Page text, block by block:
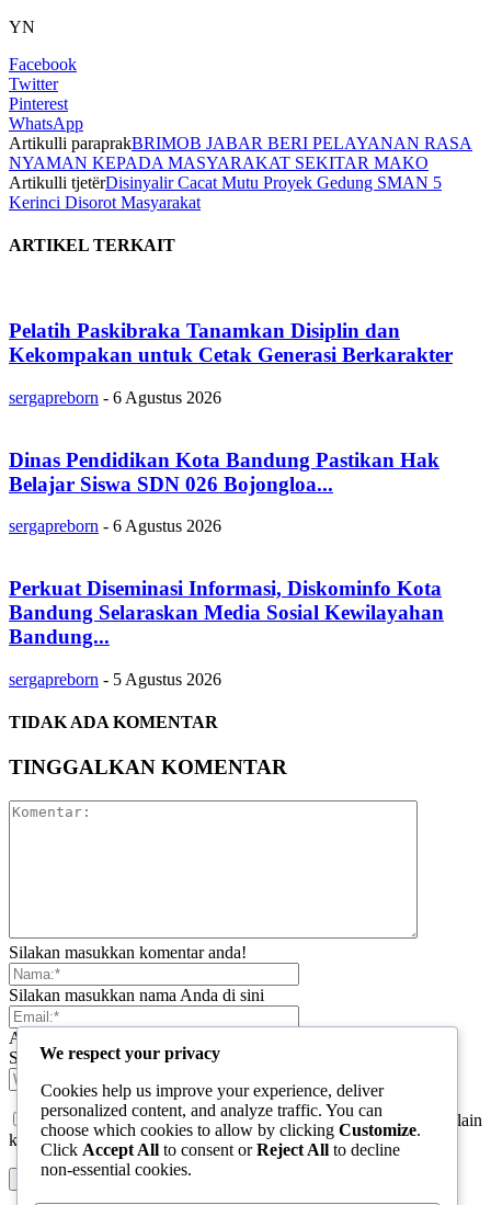
YN
Facebook
Twitter
Pinterest
WhatsApp
Artikulli paraprakBRIMOB JABAR BERI PELAYANAN RASA
NYAMAN KEPADA MASYARAKAT SEKITAR MAKO
Artikulli tjetërDisinyalir Cacat Mutu Proyek Gedung SMAN 5
Kerinci Disorot Masyarakat
ARTIKEL TERKAIT
Pelatih Paskibraka Tanamkan Disiplin dan
Kekompakan untuk Cetak Generasi Berkarakter
sergapreborn - 6 Agustus 2026
Dinas Pendidikan Kota Bandung Pastikan Hak
Belajar Siswa SDN 026 Bojongloa...
sergapreborn - 6 Agustus 2026
Perkuat Diseminasi Informasi, Diskominfo Kota
Bandung Selaraskan Media Sosial Kewilayahan
Bandung...
sergapreborn - 5 Agustus 2026
TIDAK ADA KOMENTAR
TINGGALKAN KOMENTAR
Silakan masukkan komentar anda!
Silakan masukkan nama Anda di sini
Anda telah memasukkan alamat email yang salah!
Silakan masukkan alamat email Anda di sini
Simpan nama, email, dan situs web saya di browser ini untuk lain
kali saya berkomentar.
We respect your privacy
Cookies help us improve your experience, deliver
personalized content, and analyze traffic. You can
choose which cookies to allow by clicking Customize.
Click Accept All to consent orReject All to decline
non-essential cookies.